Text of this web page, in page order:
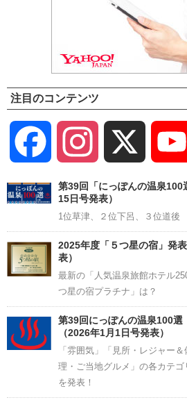
注目のコンテンツ
Facebook Instagram
第39回「にっぽんの温泉100
15日号発表）
1位草津、２位下呂、３位道後
2025年度「５つ星の宿」発
表）
最新の「人気温泉旅館ホテル
つ星の宿プラチナ」は？
第39回にっぽんの温泉100選
（2026年1月1日号発表）
「雰囲気」「見所・レジャー
理・ご当地グルメ」の各カテ
を発表！